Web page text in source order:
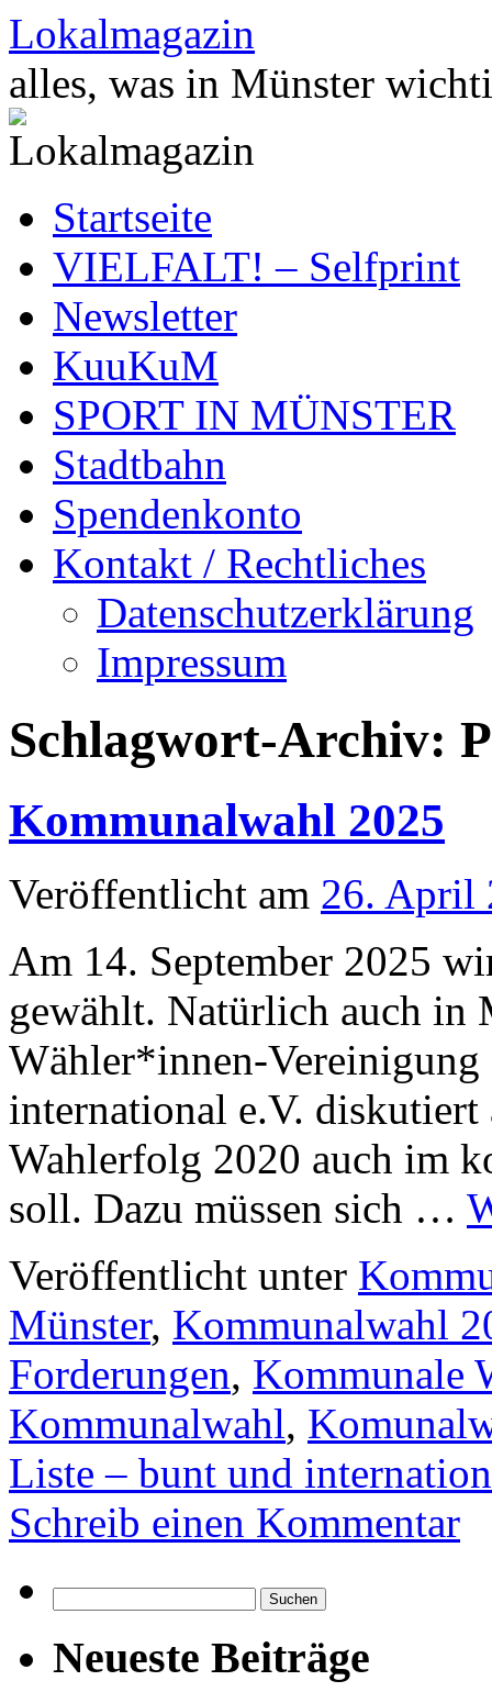
Zum
Inhalt
springen
Lokalmagazin
alles, was in Münster
Startseite
VIELFALT! – Selfprint
Newsletter
KuuKuM
SPORT IN MÜNSTER
Stadtbahn
Spendenkonto
Kontakt / Rechtliches
Datenschutzerklärung
Impressum
Schlagwort-Archiv:
Kommunalwahl 2025
Veröffentlicht am 26. April
Am 14. September 2025
gewählt. Natürlich auch in
Wähler*innen-
international e.V.
Wahlerfolg 2020 auch im
soll. Dazu müssen sich …
Veröffentlicht unter
Münster, Kommunalwahl
Forderungen, Kommunale
Kommunalwahl,
Liste – bunt und
Schreib einen Kommentar
nach:
Neueste Beiträge